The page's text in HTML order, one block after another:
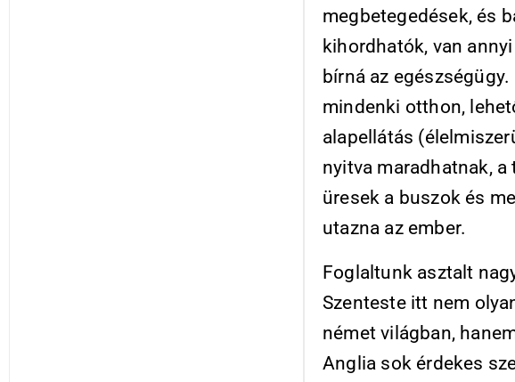
megbetegedések, és
kihordhatók, van
bírná az
mindenki otthon,
alapellátás
nyitva maradhatnak,
üresek a buszok és
utazna az ember.
Foglaltunk asztalt
Szenteste itt nem
német világban,
Anglia sok érdekes